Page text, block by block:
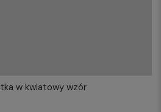
ROZMIAR DO KOSZYKA
w kwiatowy wzór